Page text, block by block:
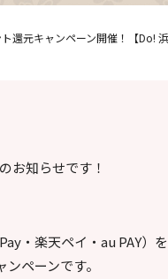
還元キャンペーン開催！【Do! 浜
お知らせです！
・楽天ペイ・au PAY）
ペーンです。